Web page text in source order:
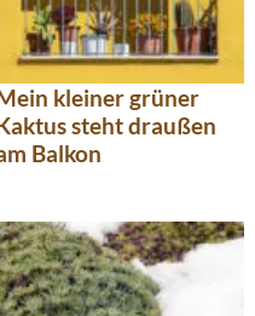
kleiner grüner
steht draußen
Balkon